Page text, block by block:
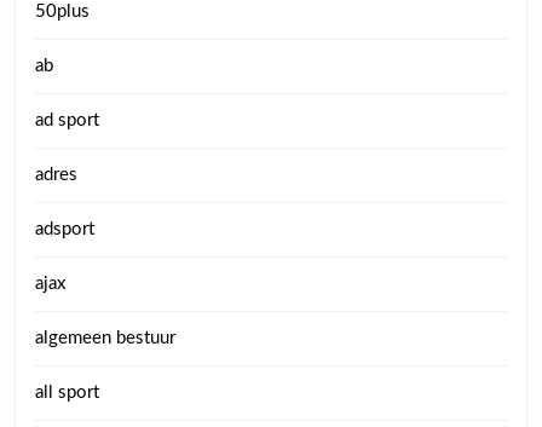
50plus
ab
ad sport
adres
adsport
ajax
algemeen bestuur
all sport